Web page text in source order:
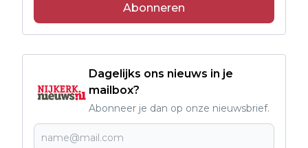
Abonneren
Dagelijks ons nieuws in je
mailbox?
Abonneer je dan op onze nieuwsbrief.